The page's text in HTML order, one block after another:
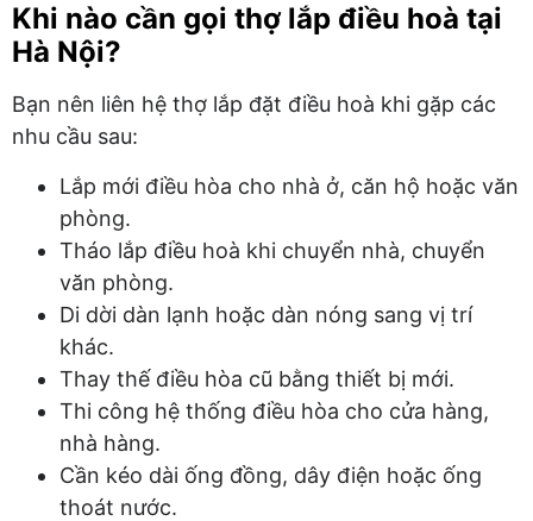
Khi nào cần gọi thợ lắp điều hoà tại
Hà Nội?
Bạn nên liên hệ thợ lắp đặt điều hoà khi gặp các
nhu cầu sau:
Lắp mới điều hòa cho nhà ở, căn hộ hoặc văn
phòng.
Tháo lắp điều hoà khi chuyển nhà, chuyển
văn phòng.
Di dời dàn lạnh hoặc dàn nóng sang vị trí
khác.
Thay thế điều hòa cũ bằng thiết bị mới.
Thi công hệ thống điều hòa cho cửa hàng,
nhà hàng.
Cần kéo dài ống đồng, dây điện hoặc ống
thoát nước.